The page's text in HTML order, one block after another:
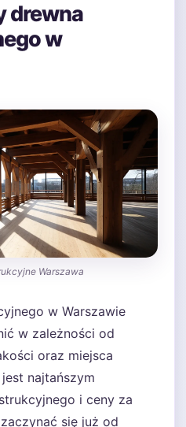
drewna
w
Warszawa
w Warszawie
w zależności od
oraz miejsca
najtańszym
i ceny za
się już od